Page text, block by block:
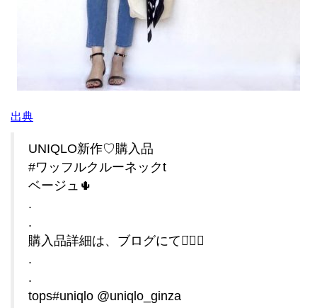
出典
UNIQLO新作♡購入品
#ワッフルクルーネックt
ベージュ🌵
.
.
購入品詳細は、ブログにて◡̈⃝⑅
.
.
tops#uniqlo @uniqlo_ginza